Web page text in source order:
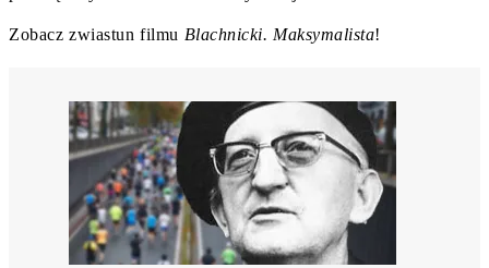
Zobacz zwiastun filmu Blachnicki. Maksymalista!